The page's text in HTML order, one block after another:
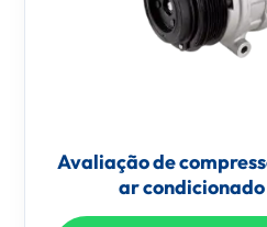
Avaliação de
ar